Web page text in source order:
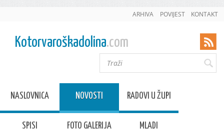
ARHIVA POVIJEST KONTAKT
Kotorvaroškadolina.com
NASLOVNICA NOVOSTI RADOVI U ŽUPI
SPISI FOTO GALERIJA MLADI